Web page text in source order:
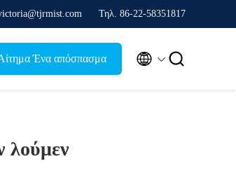
Τηλ. 86-22-58351817
Ένα απόσπασμα  
λούμεν